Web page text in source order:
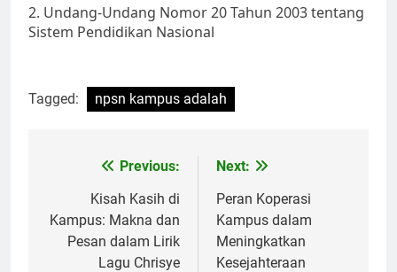
2. Undang-Undang Nomor 20 Tahun 2003 tentang
Sistem Pendidikan Nasional
Tagged: npsn kampus adalah
navigation
Previous:
Kisah Kasih di
Kampus: Makna dan
Pesan dalam Lirik
Lagu Chrisye
Next:
Peran Koperasi
Kampus dalam
Meningkatkan
Kesejahteraan